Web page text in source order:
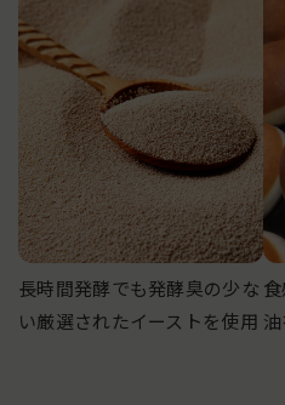
■ 8月6日（木）18:00以降
のご注文
→ 8月17日（月）以降発送
■ 8月7日（金）18:00以降
のご注文
→ 8月18日（火）以降発送
【納品日についてのご注意】
ヤマト運輸への出荷は8月7
め、保管期間の都合上、8
（月）の納品はできません。
長時間発酵でも発酵臭の少な
い厳選されたイーストを使用